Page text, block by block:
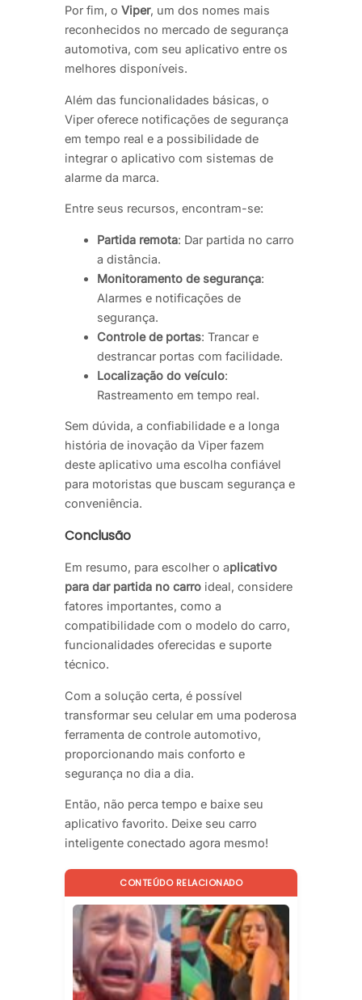
Por fim, o Viper, um dos nomes mais
reconhecidos no mercado de segurança
automotiva, com seu aplicativo entre os
melhores disponíveis.
Além das funcionalidades básicas, o
Viper oferece notificações de segurança
em tempo real e a possibilidade de
integrar o aplicativo com sistemas de
alarme da marca.
Entre seus recursos, encontram-se:
Partida remota: Dar partida no carro
a distância.
Monitoramento de segurança:
Alarmes e notificações de
segurança.
Controle de portas: Trancar e
destrancar portas com facilidade.
Localização do veículo:
Rastreamento em tempo real.
Sem dúvida, a confiabilidade e a longa
história de inovação da Viper fazem
deste aplicativo uma escolha confiável
para motoristas que buscam segurança e
conveniência.
Conclusão
Em resumo, para escolher o aplicativo
para dar partida no carro ideal, considere
fatores importantes, como a
compatibilidade com o modelo do carro,
funcionalidades oferecidas e suporte
técnico.
Com a solução certa, é possível
transformar seu celular em uma poderosa
ferramenta de controle automotivo,
proporcionando mais conforto e
segurança no dia a dia.
Então, não perca tempo e baixe seu
aplicativo favorito. Deixe seu carro
inteligente conectado agora mesmo!
CONTEÚDO RELACIONADO